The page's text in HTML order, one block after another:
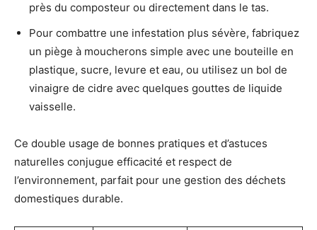
près du composteur ou directement dans le tas.
Pour combattre une infestation plus sévère, fabriquez
un piège à moucherons simple avec une bouteille en
plastique, sucre, levure et eau, ou utilisez un bol de
vinaigre de cidre avec quelques gouttes de liquide
vaisselle.
Ce double usage de bonnes pratiques et d’astuces
naturelles conjugue efficacité et respect de
l’environnement, parfait pour une gestion des déchets
domestiques durable.